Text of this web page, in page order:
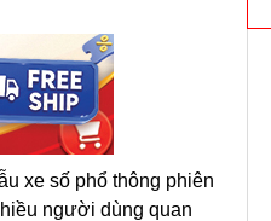
xe số phổ thông phiên
người dùng quan